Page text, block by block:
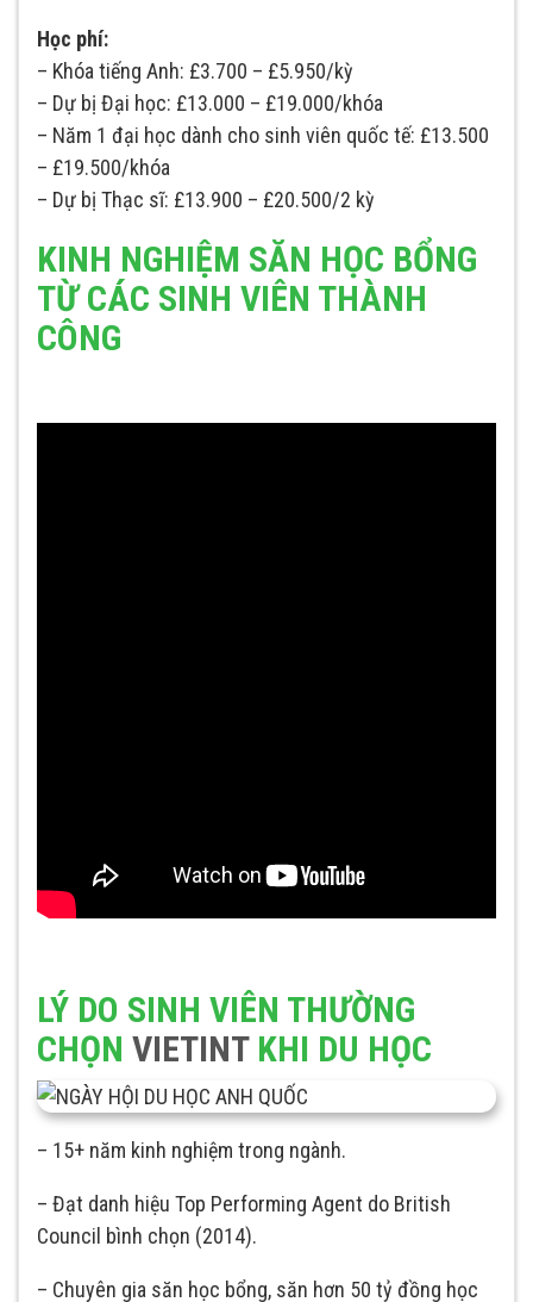
Học phí:
– Khóa tiếng Anh: £3.700 – £5.950/kỳ
– Dự bị Đại học: £13.000 – £19.000/khóa
– Năm 1 đại học dành cho sinh viên quốc tế: £13.500
– £19.500/khóa
– Dự bị Thạc sĩ: £13.900 – £20.500/2 kỳ
KINH NGHIỆM SĂN HỌC BỔNG
TỪ CÁC SINH VIÊN THÀNH
CÔNG
LÝ DO SINH VIÊN THƯỜNG
CHỌN VIETINTKHI DU HỌC
– 15+ năm kinh nghiệm trong ngành.
– Đạt danh hiệu Top Performing Agent do British
Council bình chọn (2014).
– Chuyên gia săn học bổng, săn hơn 50 tỷ đồng học